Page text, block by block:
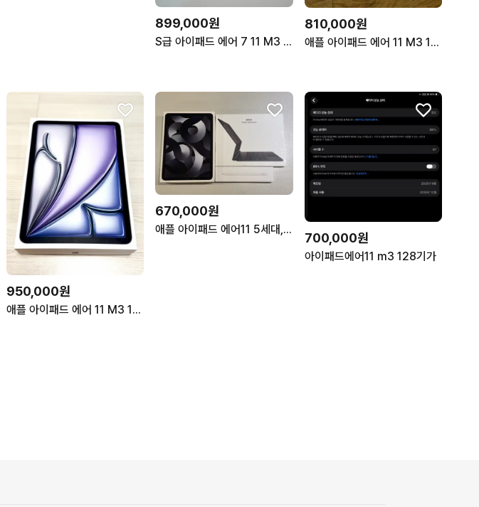
899,000원
S급 아이패드 에어 7 11 M3 128GB 스크 + 펜슬프로
810,000원
애플 아이패드 에어 11 M3 128GB 스페이스 그레이
950,000원
애플 아이패드 에어 11 M3 128GB 스그 미개봉
670,000원
애플 아이패드 에어11 5세대, 매직 키보드 폴리오, 애플펜슬2 일괄판매
700,000원
아이패드에어11 m3 128기가